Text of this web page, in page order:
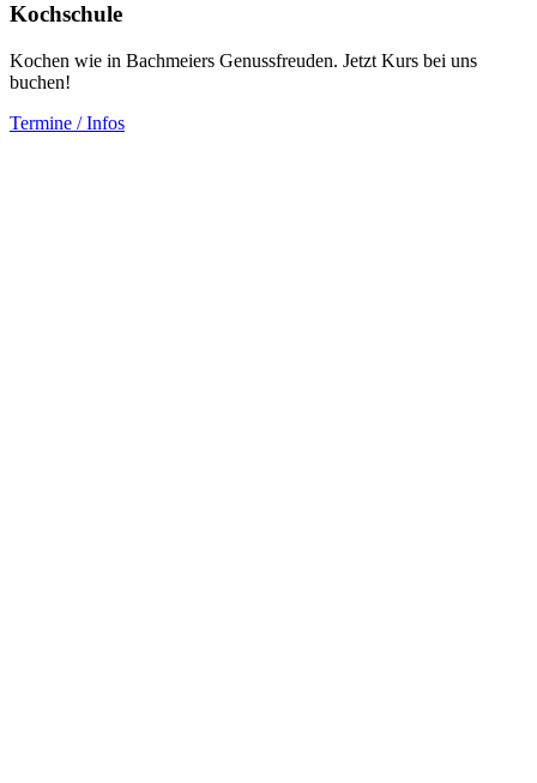
Kochschule
Kochen wie in Bachmeiers Genussfreuden. Jetzt Kurs bei uns
buchen!
Termine / Infos